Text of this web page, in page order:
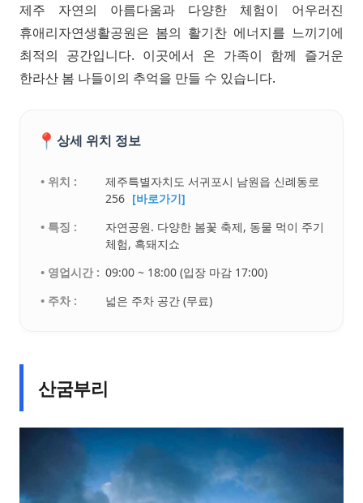
제주 자연의 아름다움과 다양한 체험이 어우러진
휴애리자연생활공원은 봄의 활기찬 에너지를 느끼기에
최적의 공간입니다. 이곳에서 온 가족이 함께 즐거운
한라산 봄 나들이의 추억을 만들 수 있습니다.
📍 상세 위치 정보
• 위치 :
제주특별자치도 서귀포시 남원읍 신례동로
256 [바로가기]
• 특징 :
자연공원. 다양한 봄꽃 축제, 동물 먹이 주기
체험, 흑돼지쇼
• 영업시간 : 09:00 ~ 18:00 (입장 마감 17:00)
• 주차 :
넓은 주차 공간 (무료)
산굼부리